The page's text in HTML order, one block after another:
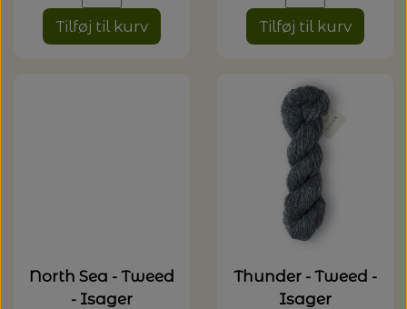
Tilføj til kurv Tilføj til kurv
North Sea - Tweed
- Isager
Thunder - Tweed -
Isager